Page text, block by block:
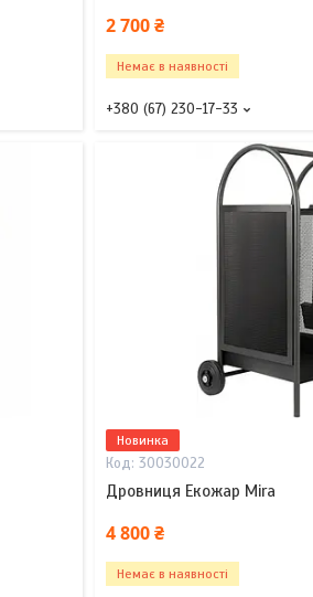
2 700 ₴
Немає в наявності
+380 (67) 230-17-33
Новинка
30030022
Дровниця Екожар Mira
4 800 ₴
Немає в наявності